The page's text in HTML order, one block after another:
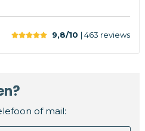
9,8/10 | 463 reviews
of mail: